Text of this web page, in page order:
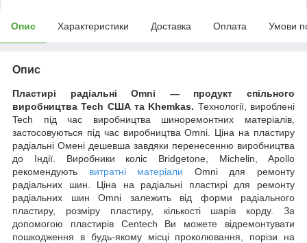
Опис Характеристики Доставка Оплата Умови
Опис
Пластирі радіальні Omni — продукт спільного
виробництва Tech США та Khemkas. Технології, вироблені
Tech під час виробництва шиноремонтних матеріалів,
застосовуються під час виробництва Omni. Ціна на пластиру
радіальні Омені дешевша завдяки перенесенню виробництва
до Індії. Виробники коліс Bridgetone, Michelin, Apollo
рекомендують витратні матеріали Omni для ремонту
радіальних шин. Ціна на радіальні пластирі для ремонту
радіальних шин Omni залежить від форми радіального
пластиру, розміру пластиру, кількості шарів корду. За
допомогою пластирів Centech Ви можете відремонтувати
пошкодження в будь-якому місці проколювання, порізи на